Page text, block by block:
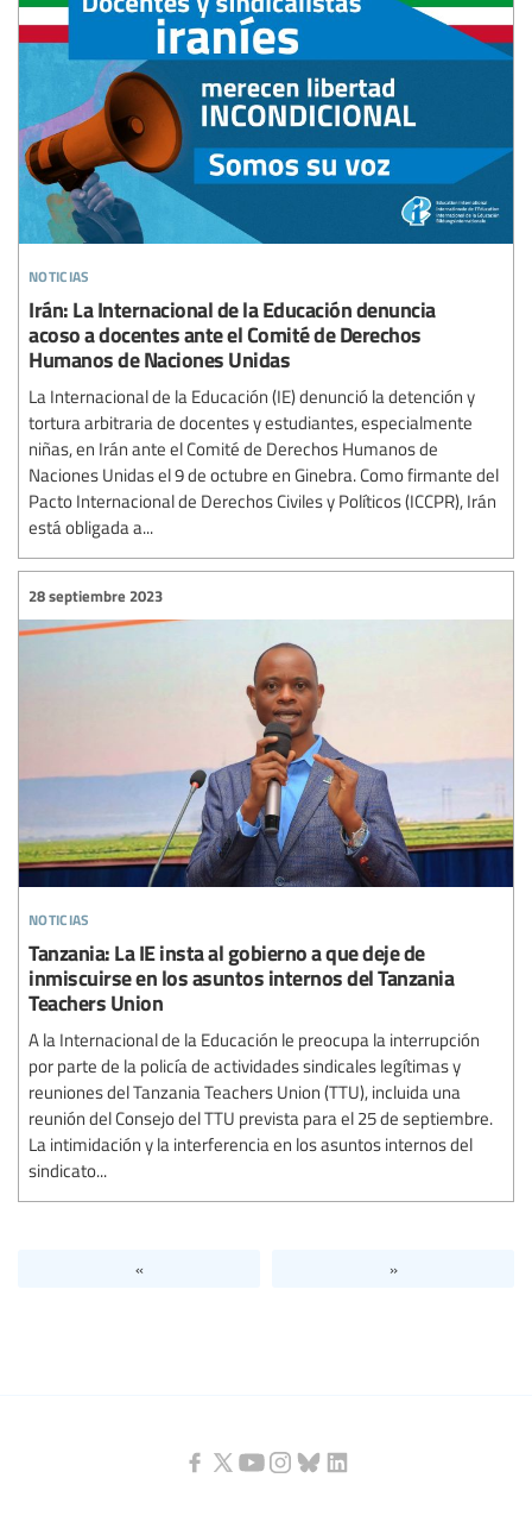
noticias
Irán: La Internacional de la Educación denuncia
acoso a docentes ante el Comité de Derechos
Humanos de Naciones Unidas
La Internacional de la Educación (IE) denunció la detención y
tortura arbitraria de docentes y estudiantes, especialmente
niñas, en Irán ante el Comité de Derechos Humanos de
Naciones Unidas el 9 de octubre en Ginebra. Como firmante del
Pacto Internacional de Derechos Civiles y Políticos (ICCPR), Irán
está obligada a...
noticias
28 septiembre 2023
Tanzania: La IE insta al gobierno a que deje de
inmiscuirse en los asuntos internos del Tanzania
Teachers Union
A la Internacional de la Educación le preocupa la interrupción
por parte de la policía de actividades sindicales legítimas y
reuniones del Tanzania Teachers Union (TTU), incluida una
reunión del Consejo del TTU prevista para el 25 de septiembre.
La intimidación y la interferencia en los asuntos internos del
sindicato...
« »